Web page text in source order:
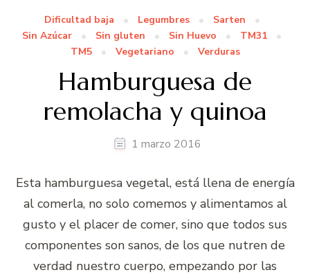
Dificultad baja Legumbres
Sarten
Sin Azúcar
Sin gluten Sin Huevo
TM31
TM5
Vegetariano Verduras
Hamburguesa de
remolacha y quinoa
1 marzo 2016
Esta hamburguesa vegetal, está llena de energía
al comerla, no solo comemos y alimentamos al
gusto y el placer de comer, sino que todos sus
componentes son sanos, de los que nutren de
verdad nuestro cuerpo, empezando por las